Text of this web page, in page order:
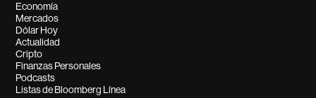
Economía
Mercados
Dólar Hoy
Actualidad
Cripto
Finanzas Personales
Podcasts
Listas de Bloomberg Línea